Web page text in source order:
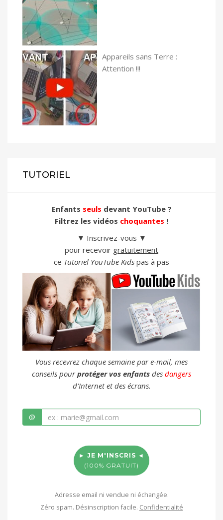
Appareils sans Terre :
Attention !!!
TUTORIEL
Enfants seuls devant YouTube ?
Filtrez les vidéos choquantes !
▼ Inscrivez-vous ▼
pour recevoir gratuitement
ce Tutoriel YouTube Kids pas à pas
Vous recevrez chaque semaine par e-mail, mes
conseils pourprotéger vos enfants des dangers
d'Internet et des écrans.
@
► JE M'INSCRIS ◄
(100% GRATUIT)
Adresse email ni vendue ni échangée.
Zéro spam. Désinscription facile. Confidentialité